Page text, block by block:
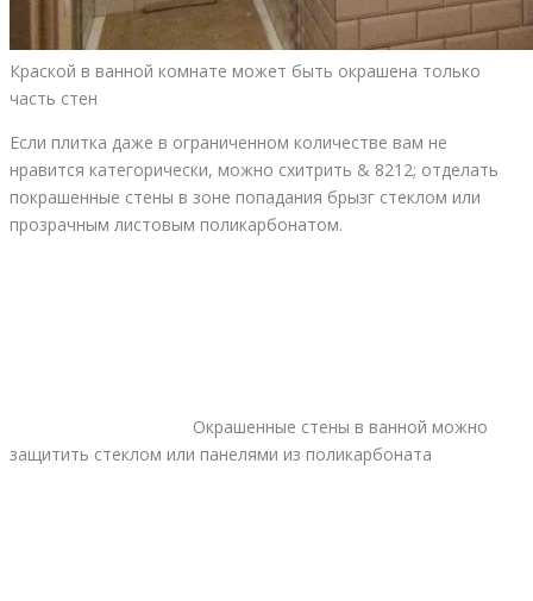
Краской в ванной комнате может быть окрашена только
часть стен
Если плитка даже в ограниченном количестве вам не
нравится категорически, можно схитрить & 8212; отделать
покрашенные стены в зоне попадания брызг стеклом или
прозрачным листовым поликарбонатом.
Окрашенные стены в ванной можно
защитить стеклом или панелями из поликарбоната